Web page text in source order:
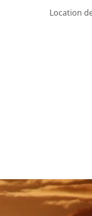
Location